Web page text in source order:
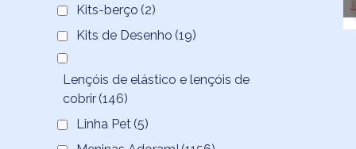
Kits-berço (2)
Kits de Desenho (19)
Lençóis de elástico e lençóis de
cobrir (146)
Linha Pet (5)